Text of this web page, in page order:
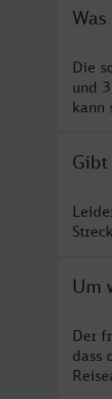
Die
und
kann
Um
Der
dass